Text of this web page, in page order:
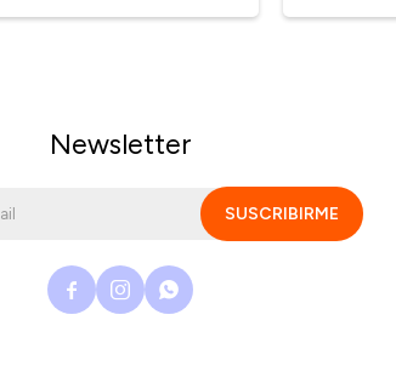
Newsletter
SUSCRIBIRME
  